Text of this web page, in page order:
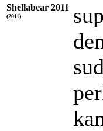
Shellabear 2011
(2011)